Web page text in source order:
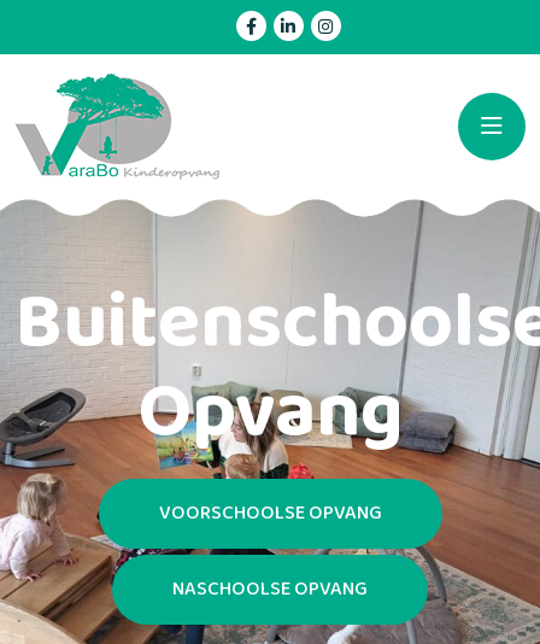
Opvang
VOORSCHOOLSE OPVANG
NASCHOOLSE OPVANG